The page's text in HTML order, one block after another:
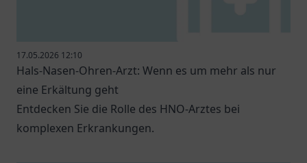
17.05.2026 12:10
Hals-Nasen-Ohren-Arzt: Wenn es um mehr als nur
eine Erkältung geht
Entdecken Sie die Rolle des HNO-Arztes bei
komplexen Erkrankungen.